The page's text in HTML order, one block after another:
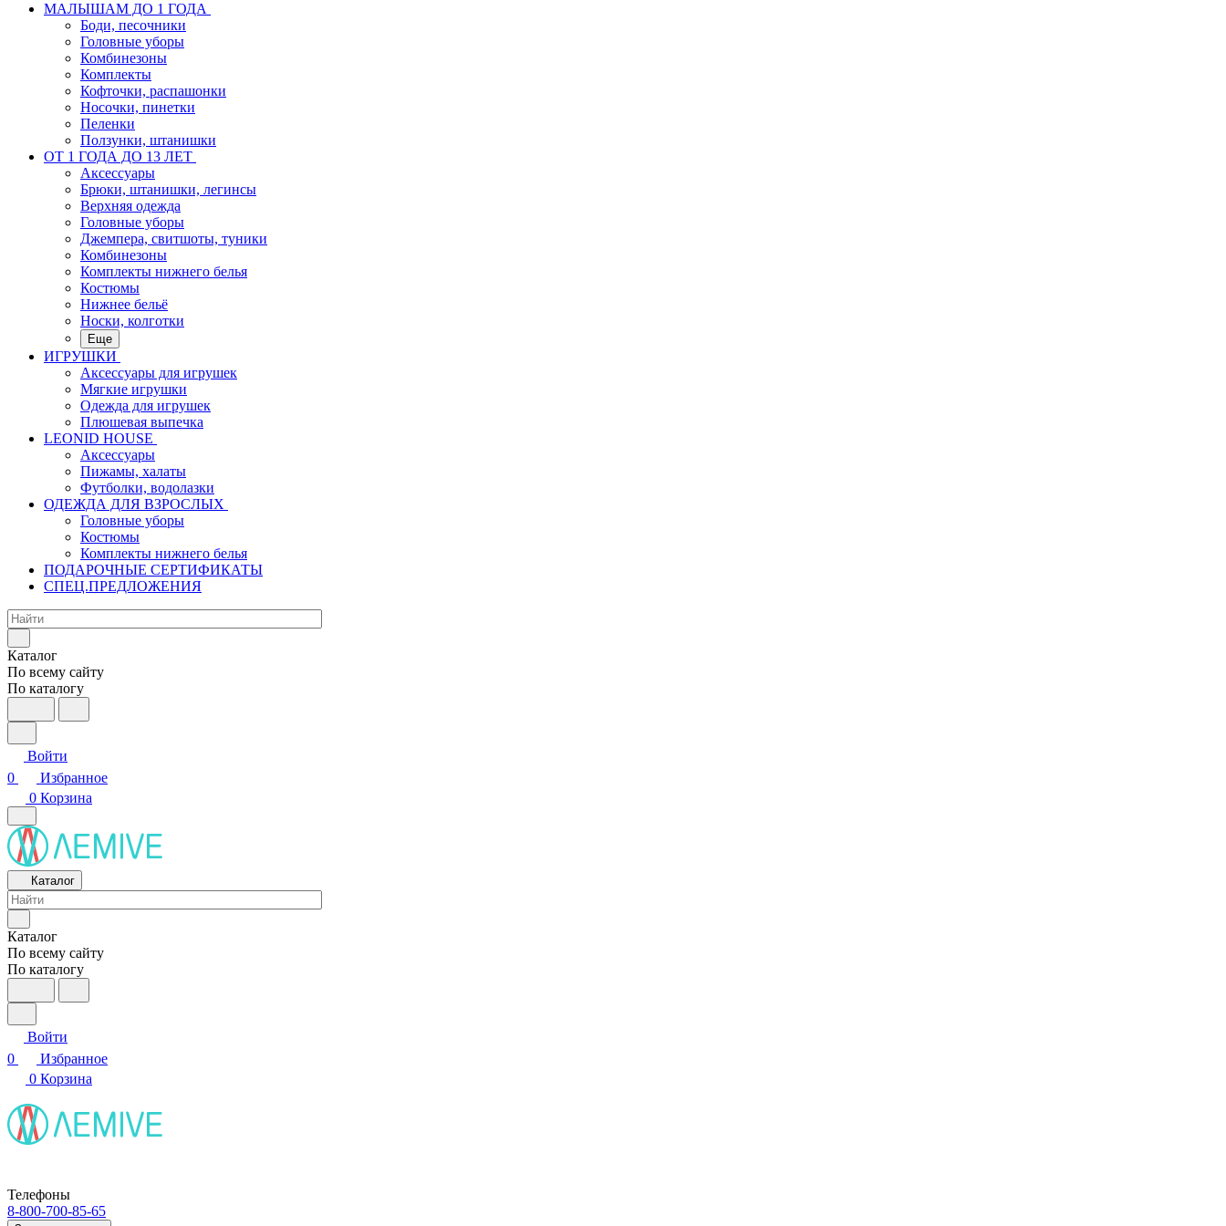
МАЛЫШАМ ДО 1 ГОДА
Боди, песочники
Головные уборы
Комбинезоны
Комплекты
Кофточки, распашонки
Носочки, пинетки
Пеленки
Ползунки, штанишки
ОТ 1 ГОДА ДО 13 ЛЕТ
Аксессуары
Брюки, штанишки, легинсы
Верхняя одежда
Головные уборы
Джемпера, свитшоты, туники
Комбинезоны
Комплекты нижнего белья
Костюмы
Нижнее бельё
Носки, колготки
Еще
ИГРУШКИ
Аксессуары для игрушек
Мягкие игрушки
Одежда для игрушек
Плюшевая выпечка
LEONID HOUSE
Аксессуары
Пижамы, халаты
Футболки, водолазки
ОДЕЖДА ДЛЯ ВЗРОСЛЫХ
Головные уборы
Костюмы
Комплекты нижнего белья
ПОДАРОЧНЫЕ СЕРТИФИКАТЫ
СПЕЦ.ПРЕДЛОЖЕНИЯ
Каталог
По всему сайту
По каталогу
Войти
0
Избранное
0 Корзина
Каталог
Каталог
По всему сайту
По каталогу
Войти
0
Избранное
0 Корзина
Телефоны
8-800-700-85-65